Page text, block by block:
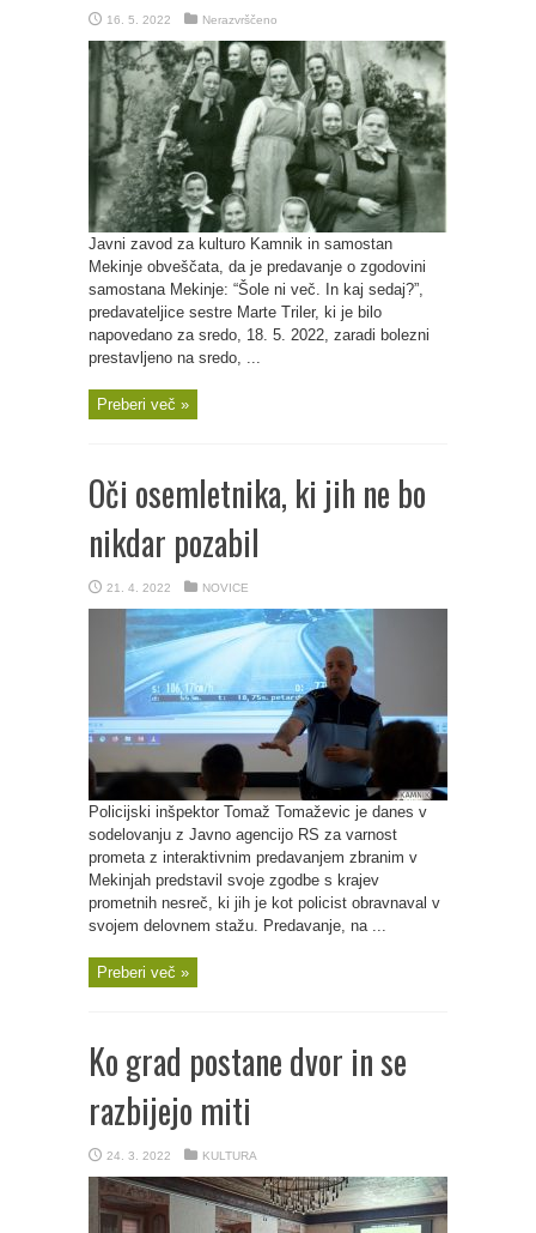
16. 5. 2022 Nerazvrščeno
Javni zavod za kulturo Kamnik in samostan
Mekinje obveščata, da je predavanje o zgodovini
samostana Mekinje: “Šole ni več. In kaj sedaj?”,
predavateljice sestre Marte Triler, ki je bilo
napovedano za sredo, 18. 5. 2022, zaradi bolezni
prestavljeno na sredo, ...
Preberi več »
Oči osemletnika, ki jih ne bo
nikdar pozabil
21. 4. 2022 NOVICE
Policijski inšpektor Tomaž Tomaževic je danes v
sodelovanju z Javno agencijo RS za varnost
prometa z interaktivnim predavanjem zbranim v
Mekinjah predstavil svoje zgodbe s krajev
prometnih nesreč, ki jih je kot policist obravnaval v
svojem delovnem stažu. Predavanje, na ...
Preberi več »
Ko grad postane dvor in se
razbijejo miti
24. 3. 2022 KULTURA